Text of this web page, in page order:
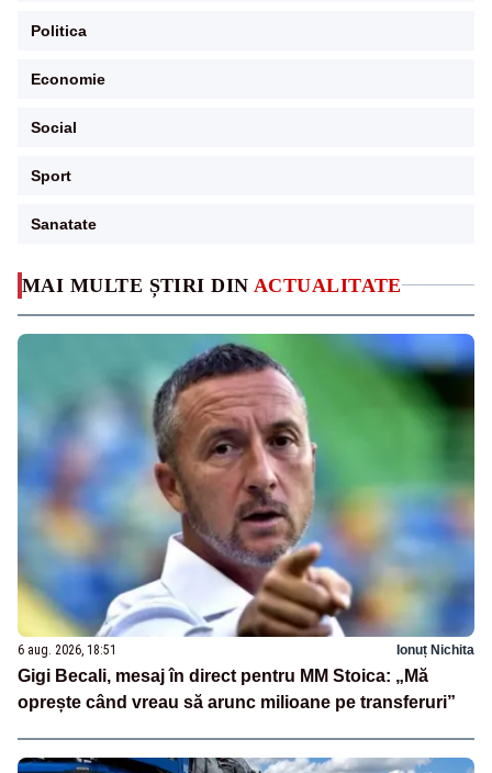
MAI MULTE ȘTIRI DIN ACTUALITATE
6 aug. 2026, 18:51 Ionuț Nichita
Gigi Becali, mesaj în direct pentru MM Stoica: „Mă
oprește când vreau să arunc milioane pe transferuri”
Politica
Economie
Social
Sport
Sanatate